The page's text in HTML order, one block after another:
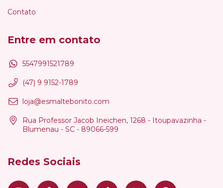
Contato
Entre em contato
5547991521789
(47) 9 9152-1789
loja@esmaltebonito.com
Rua Professor Jacob Ineichen, 1268 - Itoupavazinha -
Blumenau - SC - 89066-599
Redes Sociais